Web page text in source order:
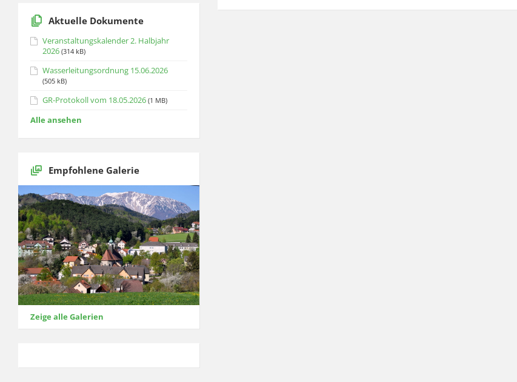
Aktuelle Dokumente
Veranstaltungskalender 2. Halbjahr
2026 (314 kB)
Wasserleitungsordnung 15.06.2026
(505 kB)
GR-Protokoll vom 18.05.2026 (1 MB)
Alle ansehen
Empfohlene Galerie
Zeige alle Galerien